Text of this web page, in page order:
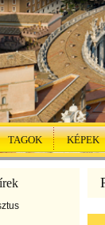
TAGOK KÉPEK